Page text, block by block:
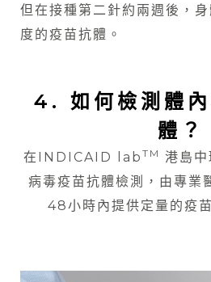
但在接種第二針約兩週後，
度的疫苗抗體。
4. 如何檢測體
體？
在INDICAID lab TM 港島
病毒疫苗抗體檢測，由專業
48小時內提供定量的疫